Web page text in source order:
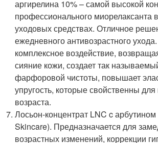
аргирелина 10% – самой высокой
профессионального миорелаксанта
уходовых средствах. Отличное
ежедневного антивозрастного
комплексное воздействие,
сияние кожи, создает так
фарфоровой чистоты, повышает
упругость, которые свойственны
возраста.
Лосьон-концентрат LNC c
Skincare). Предназначается для
возрастных изменений, коррекции